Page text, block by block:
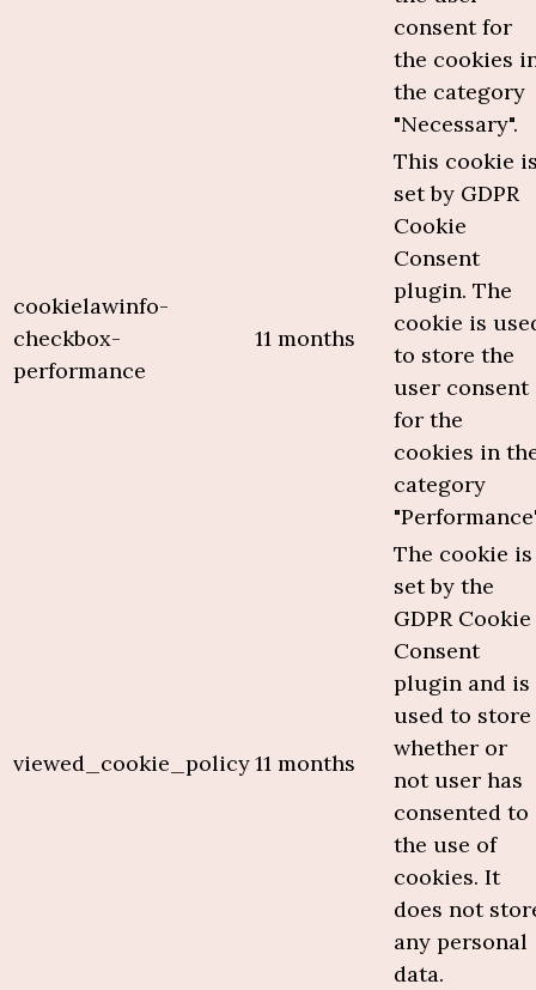
consent for
the cookies
the category
"Necessary".
cookielawinfo-
checkbox-
performance
11 months
This cookie
set by GDPR
Cookie
Consent
plugin. The
cookie is
to store the
user consent
for the
cookies in
category
viewed_cookie_policy11 months
The cookie is
set by the
GDPR Cookie
Consent
plugin and is
used to store
whether or
not user has
consented to
the use of
cookies. It
does not
any personal
data.